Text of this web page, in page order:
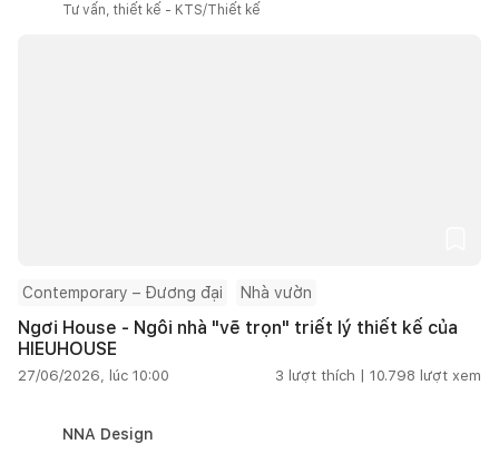
Tư vấn, thiết kế - KTS/Thiết kế
Contemporary – Đương đại Nhà vườn
Ngơi House - Ngôi nhà "vẽ trọn" triết lý thiết kế của
HIEUHOUSE
27/06/2026, lúc 10:00 3 lượt thích | 10.798 lượt xem
NNA Design